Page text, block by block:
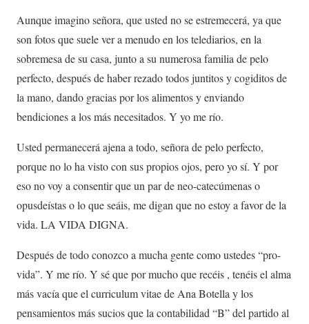
Aunque imagino señora, que usted no se estremecerá, ya que
son fotos que suele ver a menudo en los telediarios, en la
sobremesa de su casa, junto a su numerosa familia de pelo
perfecto, después de haber rezado todos juntitos y cogiditos de
la mano, dando gracias por los alimentos y enviando
bendiciones a los más necesitados. Y yo me río.
Usted permanecerá ajena a todo, señora de pelo perfecto,
porque no lo ha visto con sus propios ojos, pero yo sí. Y por
eso no voy a consentir que un par de neo-catecúmenas o
opusdeístas o lo que seáis, me digan que no estoy a favor de la
vida. LA VIDA DIGNA.
Después de todo conozco a mucha gente como ustedes “pro-
vida”. Y me río. Y sé que por mucho que recéis , tenéis el alma
más vacía que el curriculum vitae de Ana Botella y los
pensamientos más sucios que la contabilidad “B” del partido al